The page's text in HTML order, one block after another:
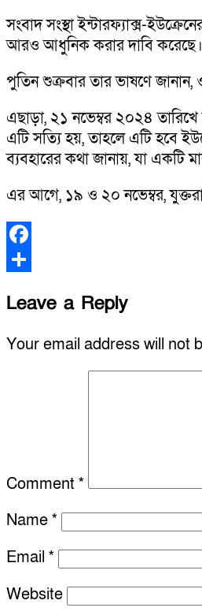
সংবাদ সংস্থা ইন্টারফ্যাক্স-
আরও আধুনিক করার দাবি করেছে।
পুতিন শুক্রবার তার ভাষণে জানান,
এছাড়া, ২১ নভেম্বর ২০২৪ তারিখে
এটি সত্যি হয়, তাহলে এটি হবে
ব্যবহারের কথা জানায়, যা একটি
এর আগে, ১৯ ও ২০ নভেম্বর,
Facebook
Leave a Reply
Your email address will not
Comment *
Name*
Email *
Website